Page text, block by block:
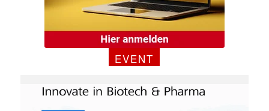
EVENT